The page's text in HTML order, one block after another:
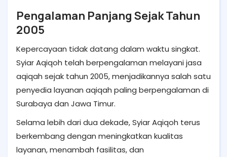
Pengalaman Panjang Sejak Tahun
2005
Kepercayaan tidak datang dalam waktu singkat.
Syiar Aqiqoh telah berpengalaman melayani jasa
aqiqah sejak tahun 2005, menjadikannya salah satu
penyedia layanan aqiqah paling berpengalaman di
Surabaya dan Jawa Timur.
Selama lebih dari dua dekade, Syiar Aqiqoh terus
berkembang dengan meningkatkan kualitas
layanan, menambah fasilitas, dan